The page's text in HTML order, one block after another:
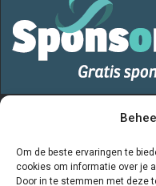
Om de beste ervaringen te
cookies om informatie over je
Door in te stemmen met deze
De “Vrienden van” registratie
het aanmeldingsformulier.